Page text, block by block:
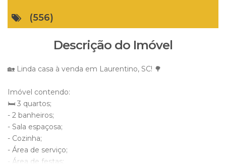
(556)
Descrição do Imóvel
🏡 Linda casa à venda em Laurentino, SC! 🌳
Imóvel contendo:
🛏️ 3 quartos;
- 2 banheiros;
- Sala espaçosa;
- Cozinha;
- Área de serviço;
- Área de festas;